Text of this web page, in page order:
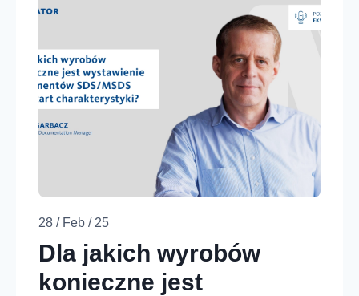
28 / Feb / 25
Dla jakich wyrobów
konieczne jest